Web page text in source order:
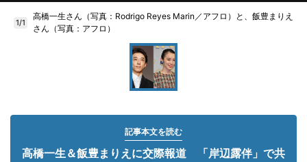
1/1
高橋一生さん（写真：Rodrigo Reyes Marin／アフロ）と、飯豊まりえ
さん（写真：アフロ）
記事本文を読む
高橋一生＆飯豊まりえに交際報道 「岸辺露伴」で共